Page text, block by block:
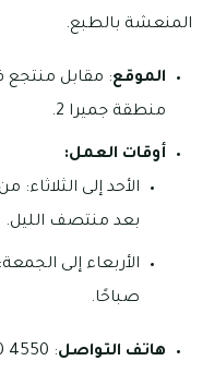
المنعشة بالطبع.
الموقع: مقابل منتجع
منطقة جميرا 2.
أوقات العمل:
بعد منتصف الليل.
صباحًا.
هاتف التواصل: 4550 300 055 | 5866 343 04.